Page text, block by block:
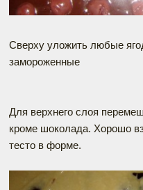
Сверху уложить любые
замороженные
Для верхнего слоя
кроме шоколада. Хорошо
тесто в форме.